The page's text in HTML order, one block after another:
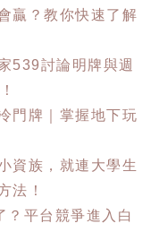
贏？教你快速了解
539討論明牌與週
門牌｜掌握地下玩
資族，就連大學生
法！
平台競爭進入白